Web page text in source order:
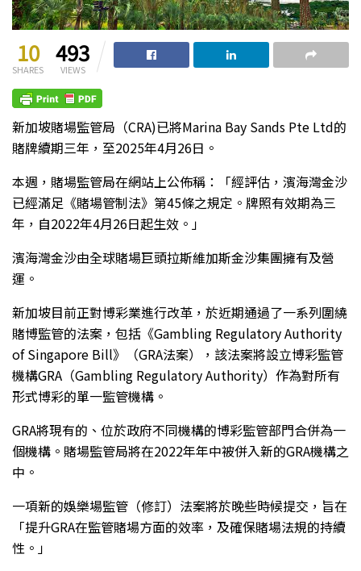
10
SHARES
493
VIEWS
新加坡賭場監管局（CRA)已將Marina Bay Sands Pte Ltd的
賭牌續期三年，至2025年4月26日。
本週，賭場監管局在網站上公佈稱：「經評估，濱海灣金沙
已經滿足《賭場管制法》第45條之規定。牌照有效期為三
年，自2022年4月26日起生效。」
濱海灣金沙由全球賭場巨頭拉斯維加斯金沙集團擁有及營
運。
新加坡目前正對博彩業進行改革，於近期通過了一系列圍繞
賭博監管的法案，包括《Gambling Regulatory Authority
of Singapore Bill》（GRA法案），該法案將設立博彩監管
機構GRA（Gambling Regulatory Authority）作為對所有
形式博彩的單一監管機構。
GRA將現有的、位於政府不同機構的博彩監管部門合併為一
個機構。賭場監管局將在2022年年中被併入新的GRA機構之
中。
一項新的娛樂場監管（修訂）法案將於晚些時候提交，旨在
「提升GRA在監管賭場方面的效率，及確保賭場法規的持續
性。」